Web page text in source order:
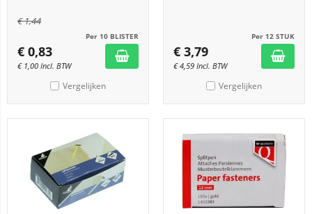
€1,44
Per 10 BLISTER
€ 0,83
€ 1,00 Incl. BTW
Vergelijken
Per 12 STUK
€ 3,79
€4,59 Incl. BTW
Vergelijken